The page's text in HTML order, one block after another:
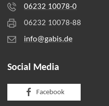
06232 10078-0
06232 10078-88
info@gabis.de
Social Media
Facebook